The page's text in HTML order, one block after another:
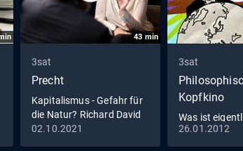
43 min
3sat
Precht
Kapitalismus - Gefahr für
die Natur? Richard David
Precht im Gespräch mit
02.10.2021
3sat
Kopfkino
Was ist
Empirismus?
26.01.2012